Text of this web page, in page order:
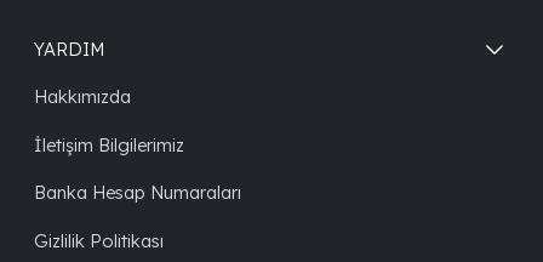
YARDIM
Hakkımızda
İletişim Bilgilerimiz
Banka Hesap Numaraları
Gizlilik Politikası